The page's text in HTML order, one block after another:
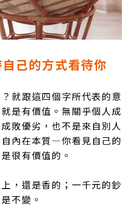
己的方式看待你
就跟這四個字所代表的意
是有價值。無關乎個人成
敗優劣，也不是來自別人
內在本質―你看見自己的
很有價值的。
，還是香的；一千元的鈔
不變。